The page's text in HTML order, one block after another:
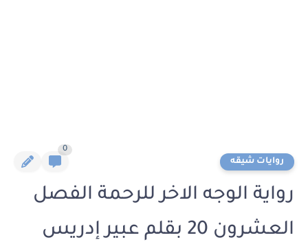
روايات شيقه
0
رواية الوجه الاخر للرحمة الفصل
العشرون 20 بقلم عبير إدريس